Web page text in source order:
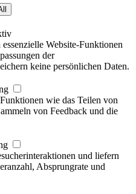
Website-Funktionen
der
keine persönlichen Daten.
wie das Teilen von
von Feedback und die
und liefern
Absprungrate und